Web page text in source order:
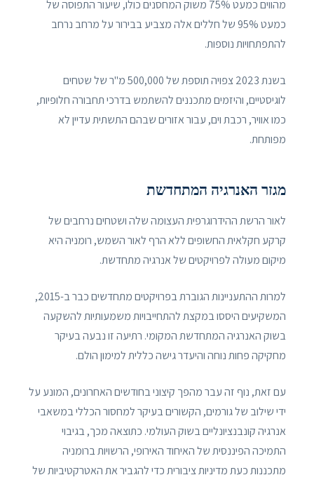
מהווים כמעט 75% משוק המחסנים כולו, שיעור התפוסה של
כמעט 95% של חללים אלה מצביע בבירור על מרחב נרחב
להתפתחויות נוספות.
בשנת 2023 צפויה תוספת של 500,000 מ"ר של שטחים
לוגיסטיים, והיזמים מתכננים להשתמש בדרכי תחבורה חלופיות,
כמו אוויר, רכבת וים, עבור אזורים שבהם התשתית עדיין לא
מפותחת.
מגזר האנרגיה המתחדשת
לאור הרשת ההידרוגרפית העצומה שלה ושטחים נרחבים של
קרקע חקלאית החשופים ללא הרף לאור השמש, רומניה היא
מיקום מעולה לפרויקטים של אנרגיה מתחדשת.
למרות ההתעניינות הגוברת בפרויקטים מתחדשים כבר ב-2015,
המשקיעים היססו במקצת להתחייבויות משמעותיות להשקעה
בשוק האנרגיה המתחדשת המקומי. רתיעה זו נבעה בעיקר
מחקיקה פחות נוחה והיעדר גישה כללית למימון הולם.
עם זאת, נוף זה עבר מהפך קיצוני בחודשים האחרונים, המונע על
ידי שילוב של גורמים, הקשורים בעיקר למחסור הכללי במשאבי
אנרגיה קונבנציונליים בשוק העולמי. כתוצאה מכך, בגיבוי
התמיכה הפיננסית של האיחוד האירופי, הרשויות ברומניה
מתכננות כעת מדיניות ציבורית כדי להגביר את האטרקטיביות של